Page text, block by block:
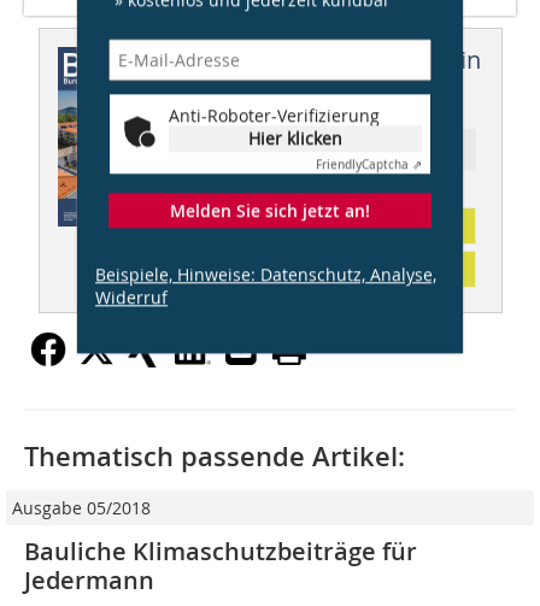
Dieser Artikel erschien in
BBB 09/2020
Ressort: AKTUELLES aus dem BMI
Abonnement
Inhaltsverzeichnis
Anti-Roboter-Verifizierung
Hier klicken
FriendlyCaptcha ⇗
Melden Sie sich jetzt an!
Beispiele, Hinweise: Datenschutz, Analyse,
Widerruf
Thematisch passende Artikel:
Ausgabe 05/2018
Bauliche Klimaschutzbeiträge für
Jedermann